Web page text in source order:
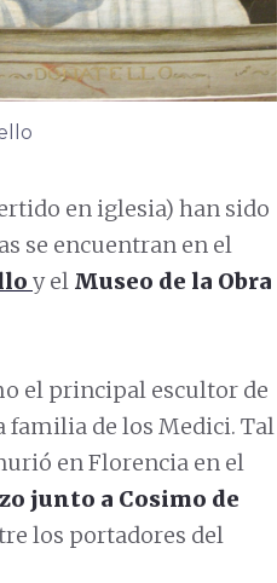
en iglesia) han sido
se encuentran en el
y el Museo de la Obra
el principal escultor de
familia de los Medici. Tal
en Florencia en el
junto a Cosimo de
los portadores del